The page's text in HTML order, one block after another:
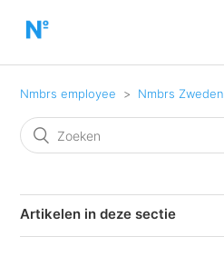
Nmbrs employee Nmbrs Zweden
Artikelen in deze sectie